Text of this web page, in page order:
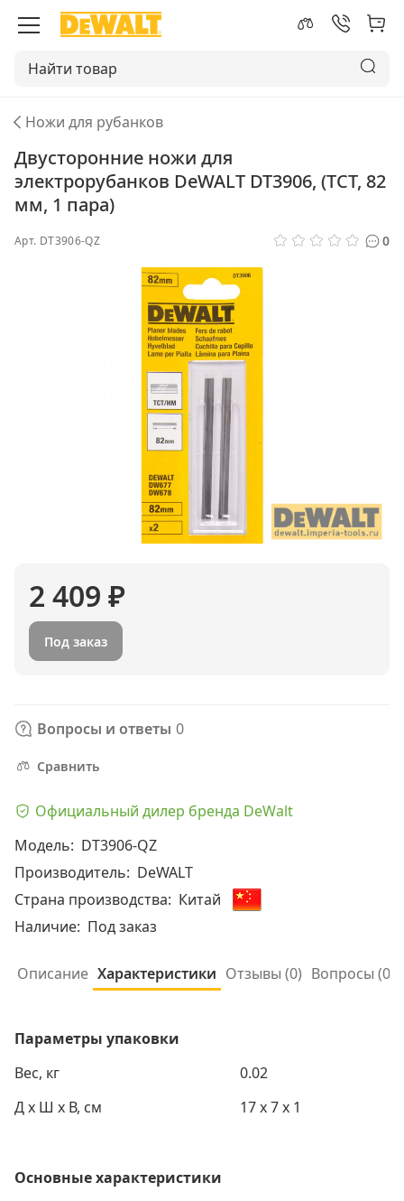
Ножи для рубанков
Двусторонние ножи для
электрорубанков DeWALT DT3906, (TCT, 82
мм, 1 пара)
Арт. DT3906-QZ 0
Официальный дилер бренда DeWalt
Модель: DT3906-QZ
Производитель: DeWALT
Страна производства: Китай
Наличие: Под заказ
Вопросы и ответы 0
Сравнить
2 409 ₽
Под заказ
Описание Характеристики Отзывы (0) Вопросы (0
Параметры упаковки
Вес, кг
0.02
Д х Ш х В, см
17 x 7 x 1
Основные характеристики